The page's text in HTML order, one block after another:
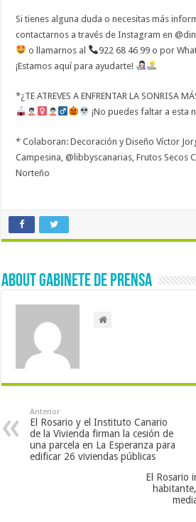
Si tienes alguna duda o necesitas más
contactarnos a través de Instagram en
o llamarnos al
922 68 46 99 o por
¡Estamos aquí para ayudarte!
*¿TE ATREVES A ENFRENTAR LA SONRISA
¡No puedes faltar a esta
* Colaboran: Decoración y Diseño Víctor
Campesina, @libbyscanarias, Frutos Secos
Norteño
About Gabinete de Prensa
Anterior
El Rosario y el Instituto Canario
de la Vivienda firman la cesión de
una parcela en La Esperanza para
edificar 26 viviendas públicas
El Rosario